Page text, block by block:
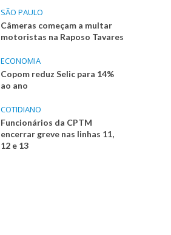
SÃO PAULO
Câmeras começam a multar
motoristas na Raposo Tavares
ECONOMIA
Copom reduz Selic para 14%
ao ano
COTIDIANO
Funcionários da CPTM
encerrar greve nas linhas 11,
12 e 13